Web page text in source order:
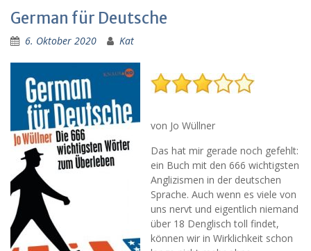
German für Deutsche
6. Oktober 2020 Kat
von Jo Wüllner
Das hat mir gerade noch gefehlt:
ein Buch mit den 666 wichtigsten
Anglizismen in der deutschen
Sprache. Auch wenn es viele von
uns nervt und eigentlich niemand
über 18 Denglisch toll findet,
können wir in Wirklichkeit schon